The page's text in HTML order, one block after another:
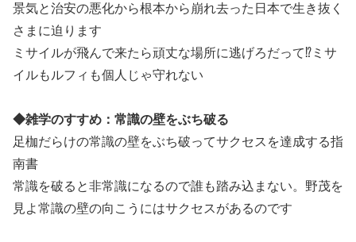
景気と治安の悪化から根本から崩れ去った日本で生き抜く
さまに迫ります
ミサイルが飛んで来たら頑丈な場所に逃げろだって⁉ミサ
イルもルフィも個人じゃ守れない
◆雑学のすすめ：常識の壁をぶち破る
足枷だらけの常識の壁をぶち破ってサクセスを達成する指
南書
常識を破ると非常識になるので誰も踏み込まない。野茂を
見よ常識の壁の向こうにはサクセスがあるのです